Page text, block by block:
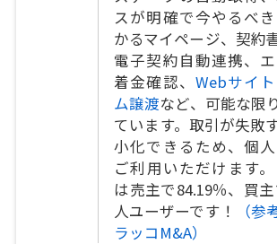
スが明確で今やるべ
かるマイページ、契約
電子契約自動連携、
着金確認、 Webサイ
ム譲渡など、可能な限
ています。取引が失敗
小化できるため、個
ご利用いただけます
は売主で84.19％、買
人ユーザーです！
（
ラッコM&A）